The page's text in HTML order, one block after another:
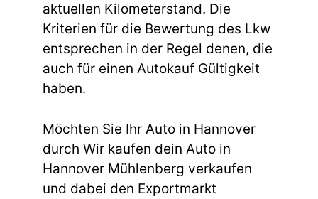
aktuellen Kilometerstand. Die
Kriterien für die Bewertung des Lkw
entsprechen in der Regel denen, die
auch für einen Autokauf Gültigkeit
haben.
Möchten Sie Ihr Auto in Hannover
durch Wir kaufen dein Auto in
Hannover Mühlenberg verkaufen
und dabei den Exportmarkt